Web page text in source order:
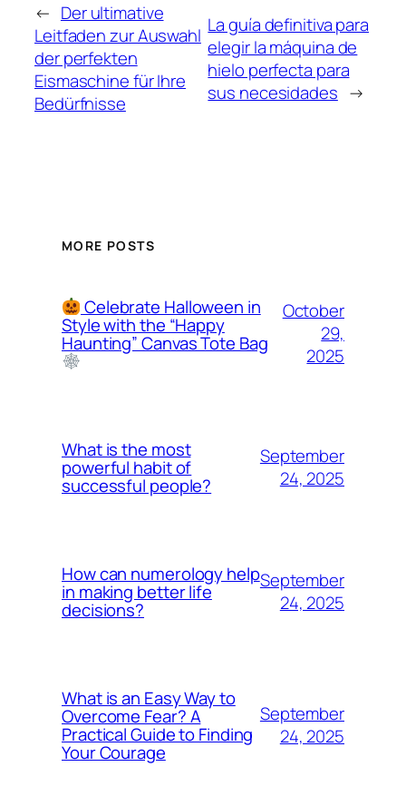
← Der ultimative
Leitfaden zur Auswahl
der perfekten
Eismaschine für Ihre
Bedürfnisse
La guía definitiva para
elegir la máquina de
hielo perfecta para
sus necesidades →
MORE POSTS
Celebrate Halloween in
Style with the “Happy
Haunting” Canvas Tote Bag
October
29,
2025
What is the most
powerful habit of
successful people?
September
24, 2025
How can numerology help
in making better life
decisions?
September
24, 2025
What is an Easy Way to
Overcome Fear? A
Practical Guide to Finding
Your Courage
September
24, 2025